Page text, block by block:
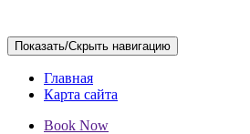
Показать/Скрыть навигацию
Главная
Карта сайта
Book Now